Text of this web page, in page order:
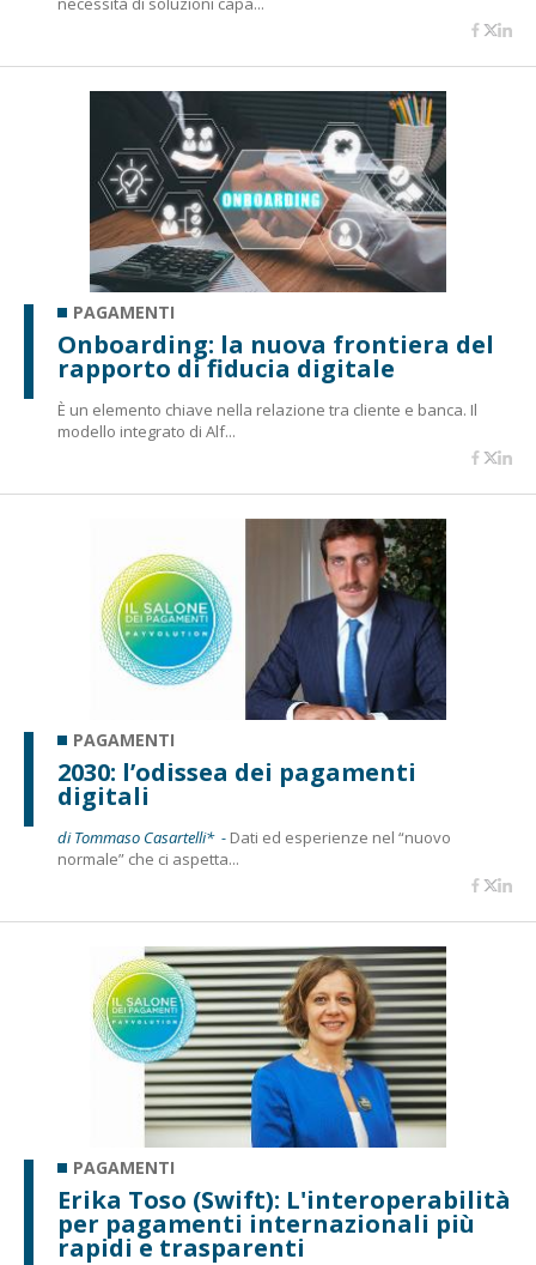
PAGAMENTI
Onboarding: la nuova frontiera del
rapporto di fiducia digitale
È un elemento chiave nella relazione tra cliente e banca. Il
modello integrato di Alf...
PAGAMENTI
2030: l’odissea dei pagamenti
digitali
di Tommaso Casartelli* - Dati ed esperienze nel “nuovo
normale” che ci aspetta...
PAGAMENTI
Erika Toso (Swift): L'interoperabilità
per pagamenti internazionali più
rapidi e trasparenti